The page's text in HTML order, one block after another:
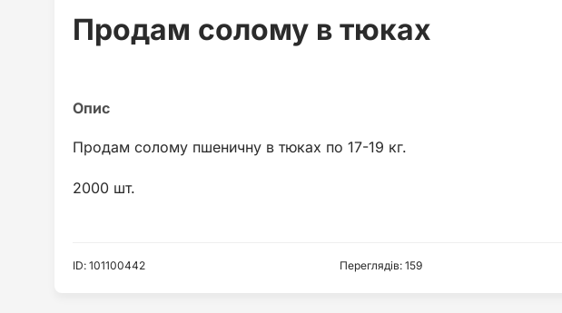
Продам солому в тюках
Продам солому пшеничну в тюках по 17-19 кг.
2000 шт.
ID: 101100442 Переглядів: 159